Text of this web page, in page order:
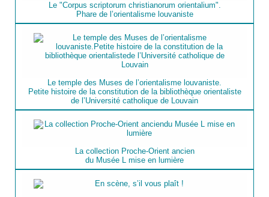
Le "Corpus scriptorum christianorum orientalium".
Phare de l’orientalisme louvaniste
Le temple des Muses de l’orientalisme louvaniste.
Petite histoire de la constitution de la bibliothèque orientaliste
de l’Université catholique de Louvain
La collection Proche-Orient ancien
du Musée L mise en lumière